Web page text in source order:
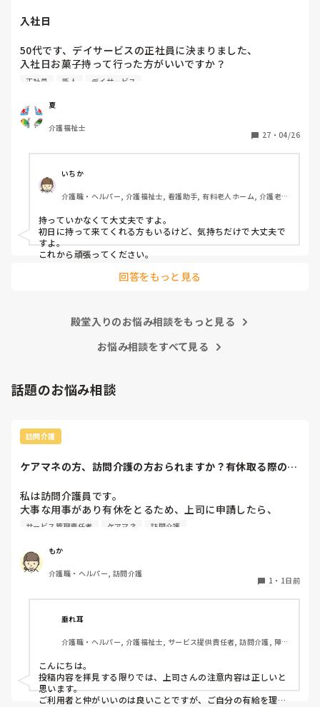
入社日
50代です、デイサービスの正社員に決まりました、
入社日お菓子持って行った方がいいですか？
介護職経験は、デイケア、グループホーム、などあります
せてくださいませ
正社員 新人 デイサービス
夏
介護福祉士
27 ・ 04/26
いちか
介護職・ヘルパー, 介護福祉士, 看護助手, 有料老人ホーム, 介護老人
持っていかなくて大丈夫ですよ。
初日に持って来てくれる方もいるけど、気持ちだけで大丈夫で
すよ。
これから頑張ってください。
回答をもっと見る
殿堂入りのお悩み相談をもっと見る
お悩み相談をすべて見る
話題のお悩み相談
訪問介護
ケアマネの方、訪問介護の方おられますか？有休取る際の、
私は訪問介護員です。
大事な用事があり有休をとるため、上司に申請したら、
代わりに訪問する職員を考えるとのこと。
話などもしたりと仲が良いため（←表現の仕方良くないかも
です、すみません）こういう理由で休みをとるから、代わり
の人になるけどいいかという相談をしていました。利用者か
わりはいらないから中止でいいよとのこと。このことを上司
に伝えたら、注意されました。
上司の注意内容
けない。
→ケアマネに中止になることを伝える時は、有休をとるから
中止になったとは言わないこと。「中止にさせてもらうこと
サービス管理責任者 ケアマネ 訪問介護
もか
介護職・ヘルパー, 訪問介護
1 ・ 1日前
垂れ耳
介護職・ヘルパー, 介護福祉士, サービス提供責任者, 訪問介護, 障害
こんにちは。
投稿内容を拝見する限りでは、上司さんの注意内容は正しいと
思います。
ご利用者と仲がいいのは良いことですが、ご自分の有給を理由